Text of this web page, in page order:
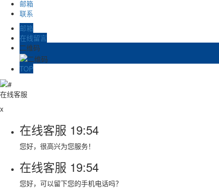
邮箱
联系
邮箱
在线留言
二维码
TOP
在线客服
x
在线客服 19:54
您好，很高兴为您服务！
在线客服 19:54
您好，可以留下您的手机电话吗？